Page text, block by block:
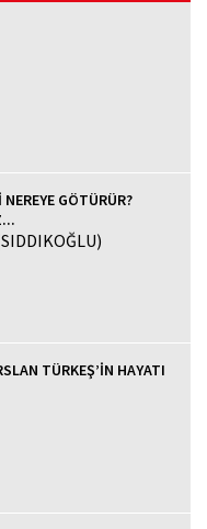
GÖTÜRÜR?
TÜRKEŞ’İN HAYATI